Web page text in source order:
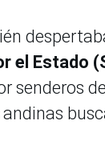
el Estado
senderos